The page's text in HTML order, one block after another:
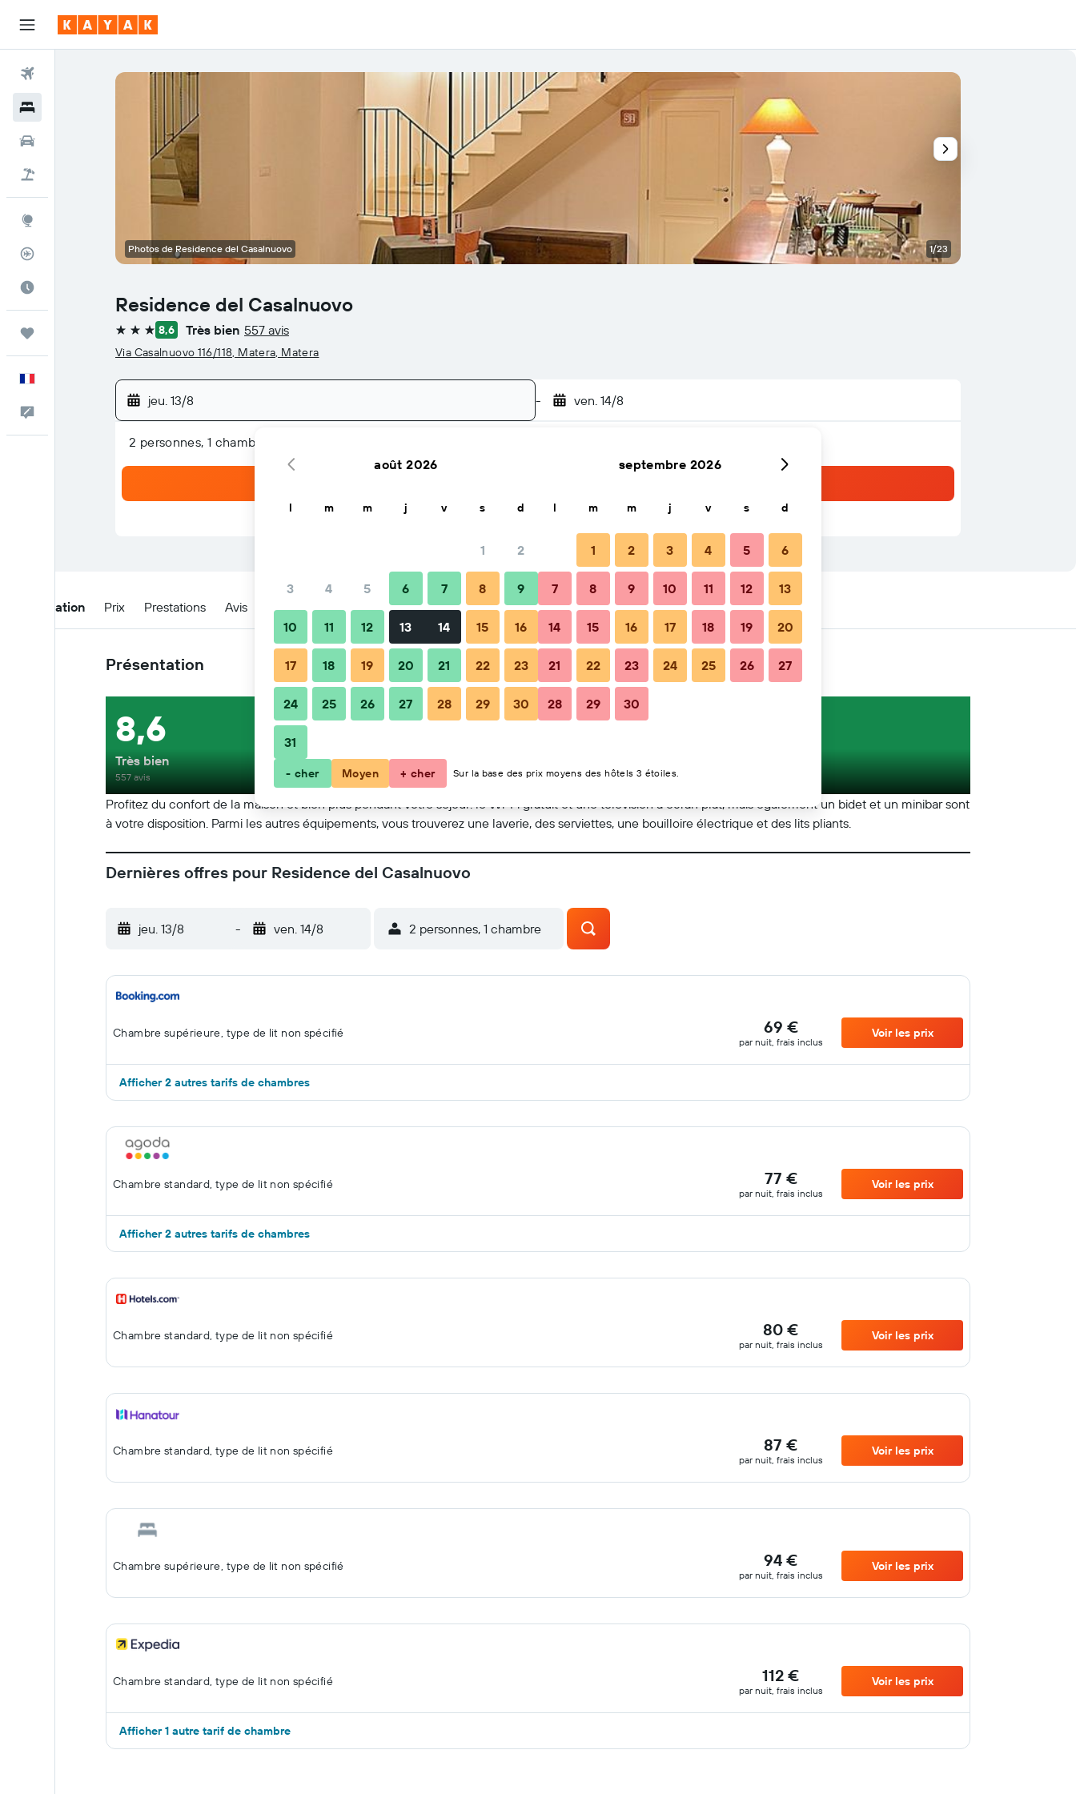
Suivi des vols
Commentaires
Residence del Casalnuovo
3 étoiles8,6 Très bien 557 avis
Via Casalnuovo 116/118, Matera, Matera
jeu. 13/8 - ven. 14/8
2 personnes, 1 chambre
Photos de Residence del Casalnuovo 1/23
Présentation Prix Prestations Avis Emplacement Conseils et FAQ Hébergements à proximité
Présentation
Profitez du confort de la maison et bien plus pendant votre séjour: le Wi-Fi gratuit et une télévision à écran plat, mais également un bidet et un minibar sont
à votre disposition. Parmi les autres équipements, vous trouverez une laverie, des serviettes, une bouilloire électrique et des lits pliants.
8,6
Très bien
557 avis
Dernières offres pour Residence del Casalnuovo
jeu. 13/8 - ven. 14/8 2 personnes, 1 chambre
Chambre supérieure, type de lit non spécifié 69 €
par nuit, frais inclus
Voir les prix
Afficher 2 autres tarifs de chambres
Chambre standard, type de lit non spécifié 77 €
par nuit, frais inclus
Voir les prix
Afficher 2 autres tarifs de chambres
Chambre standard, type de lit non spécifié 80 €
par nuit, frais inclus
Voir les prix
Chambre standard, type de lit non spécifié 87 €
par nuit, frais inclus
Voir les prix
Chambre supérieure, type de lit non spécifié 94 €
par nuit, frais inclus
Voir les prix
Chambre standard, type de lit non spécifié 112 €
par nuit, frais inclus
Voir les prix
Afficher 1 autre tarif de chambre
août 2026
l m m j v s d
1 2
3 4 5 6 7 8 9
10 11 12 13 14 15 16
17 18 19 20 21 22 23
24 25 26 27 28 29 30
31
septembre 2026
l m m j v s d
1 2 3 4 5 6
7 8 9 10 11 12 13
14 15 16 17 18 19 20
21 22 23 24 25 26 27
28 29 30
- cher Moyen + cher Sur la base des prix moyens des hôtels 3 étoiles.